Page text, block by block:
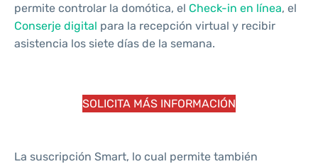
permite controlar la domótica, el Check-in en línea, el
Conserje digital para la recepción virtual y recibir
asistencia los siete días de la semana.
SOLICITA MÁS INFORMACIÓN
La suscripción Smart, lo cual permite también